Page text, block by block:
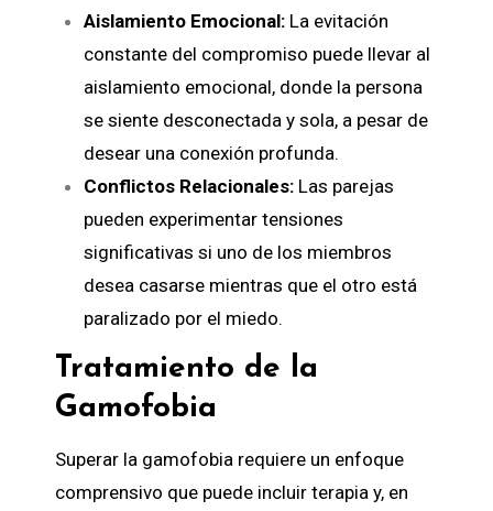
Aislamiento Emocional: La evitación
constante del compromiso puede llevar al
aislamiento emocional, donde la persona
se siente desconectada y sola, a pesar de
desear una conexión profunda.
Conflictos Relacionales: Las parejas
pueden experimentar tensiones
significativas si uno de los miembros
desea casarse mientras que el otro está
paralizado por el miedo.
Tratamiento de la
Gamofobia
Superar la gamofobia requiere un enfoque
comprensivo que puede incluir terapia y, en